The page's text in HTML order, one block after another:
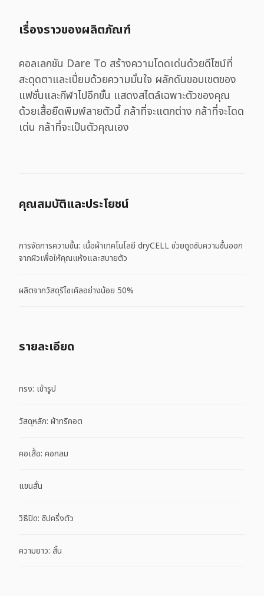
เรื่องราวของผลิตภัณฑ์
คอลเลกชัน Dare To สร้างความโดดเด่นด้วยดีไซน์ที่
สะดุดตาและเปี่ยมด้วยความมั่นใจ ผลักดันขอบเขตของ
แฟชั่นและกีฬาไปอีกขั้น แสดงสไตล์เฉพาะตัวของคุณ
ด้วยเสื้อยืดพิมพ์ลายตัวนี้ กล้าที่จะแตกต่าง กล้าที่จะโดด
เด่น กล้าที่จะเป็นตัวคุณเอง
คุณสมบัติและประโยชน์
การจัดการความชื้น: เนื้อผ้าเทคโนโลยี dryCELL ช่วยดูดซับความชื้นออก
จากผิวเพื่อให้คุณแห้งและสบายตัว
ผลิตจากวัสดุรีไซเคิลอย่างน้อย 50%
รายละเอียด
ทรง: เข้ารูป
วัสดุหลัก: ผ้าทริคอต
คอเสื้อ: คอกลม
แขนสั้น
วิธีปิด: ซิปครึ่งตัว
ความยาว: สั้น